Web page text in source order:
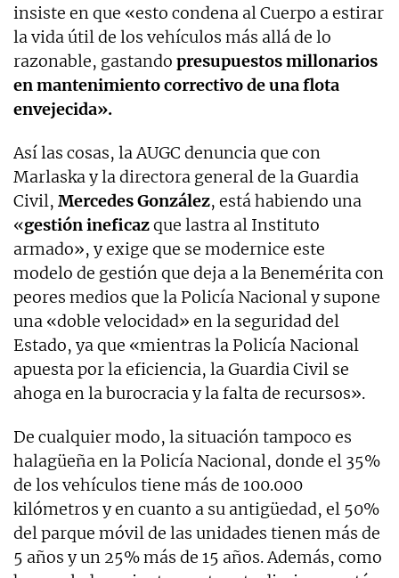
insiste en que «esto condena al Cuerpo a estirar
la vida útil de los vehículos más allá de lo
razonable, gastando presupuestos millonarios
en mantenimiento correctivo de una flota
envejecida».
Así las cosas, la AUGC denuncia que con
Marlaska y la directora general de la Guardia
Civil, Mercedes González, está habiendo una
«gestión ineficazque lastra al Instituto
armado», y exige que se modernice este
modelo de gestión que deja a la Benemérita con
peores medios que la Policía Nacional y supone
una «doble velocidad» en la seguridad del
Estado, ya que «mientras la Policía Nacional
apuesta por la eficiencia, la Guardia Civil se
ahoga en la burocracia y la falta de recursos».
De cualquier modo, la situación tampoco es
halagüeña en la Policía Nacional, donde el 35%
de los vehículos tiene más de 100.000
kilómetros y en cuanto a su antigüedad, el 50%
del parque móvil de las unidades tienen más de
5 años y un 25% más de 15 años. Además, como